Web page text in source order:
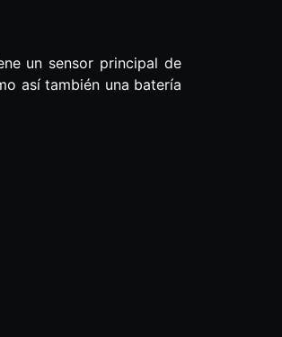
un sensor principal de
así también una batería